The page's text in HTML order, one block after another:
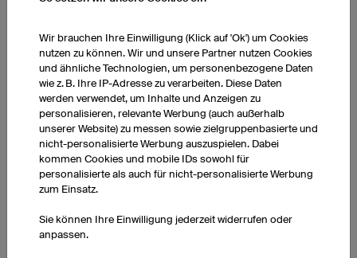
Sie Ihre Muskeln sehr einseitig belasten, wie Fußball
oder Handball, ist es wichtig den Gegenspieler
ebenfalls zu trainieren. So verhindern Sie, dass
Muskeln überlastet werden.
Faszientraining
Faszien sind das Bindegewebe, das unseren ganzen
Körper durchzieht. Rund um die Muskeln macht es
sich gerne bemerkbar, wenn es durch falsche
ist. Dann können Schmerzen entstehen und
Muskelkater kann sich verstärken. Regelmäßiges
Wir brauchen Ihre Einwilligung (Klick auf 'Ok') um Cookies
nutzen zu können. Wir und unsere Partner nutzen Cookies
und ähnliche Technologien, um personenbezogene Daten
wie z. B. Ihre IP-Adresse zu verarbeiten. Diese Daten
werden verwendet, um Inhalte und Anzeigen zu
personalisieren, relevante Werbung (auch außerhalb
unserer Website) zu messen sowie zielgruppenbasierte und
nicht-personalisierte Werbung auszuspielen. Dabei
kommen Cookies und mobile IDs sowohl für
personalisierte als auch für nicht-personalisierte Werbung
zum Einsatz.
Sie können Ihre Einwilligung jederzeit widerrufen oder
anpassen.